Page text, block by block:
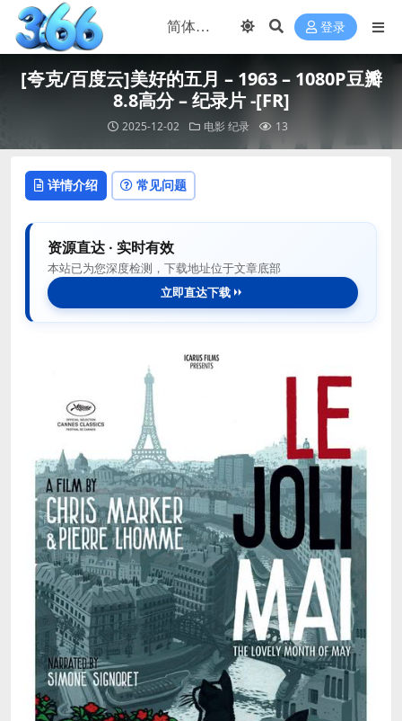
登录
[夸克/百度云]美好的五月 – 1963 – 1080P豆瓣
8.8高分 – 纪录片 -[FR]
2025-12-02 电影 纪录 13
详情介绍 常见问题
资源直达 · 实时有效
本站已为您深度检测，下载地址位于文章底部
立即直达下载